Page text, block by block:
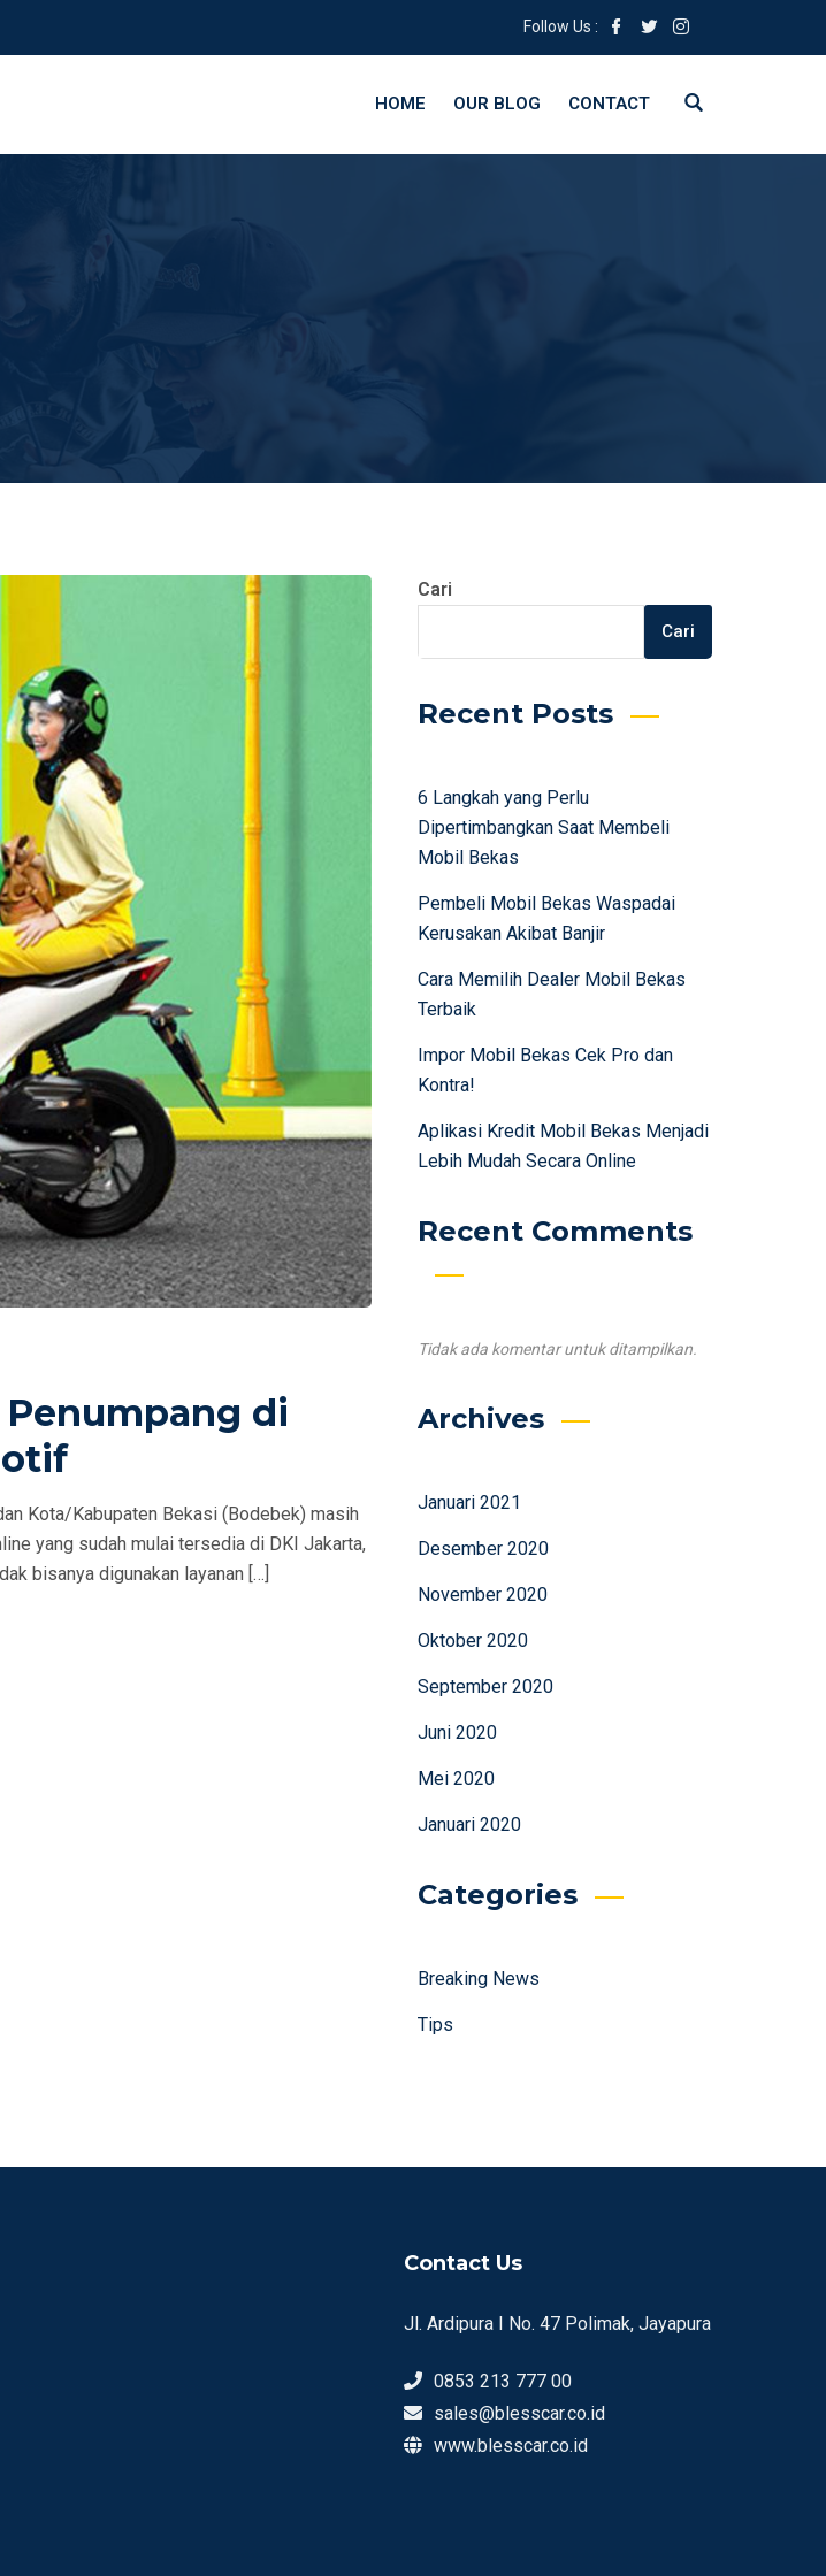
Follow Us :
HOME OUR BLOG CONTACT
di
Kota/Kabupaten Bekasi (Bodebek) masih
yang sudah mulai tersedia di DKI Jakarta,
bisanya digunakan layanan […]
Cari
Cari
Recent Posts
6 Langkah yang Perlu
Dipertimbangkan Saat Membeli
Mobil Bekas
Pembeli Mobil Bekas Waspadai
Kerusakan Akibat Banjir
Cara Memilih Dealer Mobil Bekas
Terbaik
Impor Mobil Bekas Cek Pro dan
Kontra!
Aplikasi Kredit Mobil Bekas Menjadi
Lebih Mudah Secara Online
Recent Comments
Tidak ada komentar untuk ditampilkan.
Archives
Januari 2021
Desember 2020
November 2020
Oktober 2020
September 2020
Juni 2020
Mei 2020
Januari 2020
Categories
Breaking News
Tips
Contact Us
Jl. Ardipura I No. 47 Polimak, Jayapura
0853 213 777 00
sales@blesscar.co.id
www.blesscar.co.id